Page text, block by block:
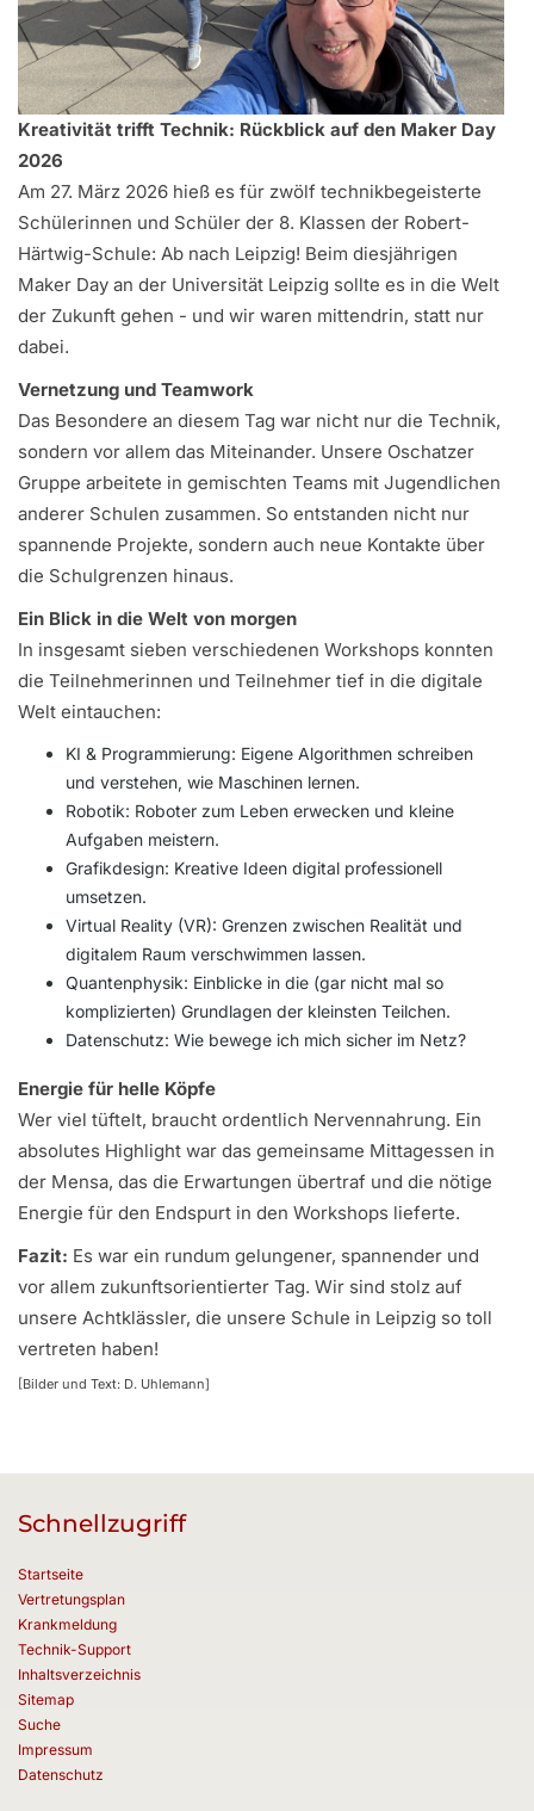
Kreativität trifft Technik: Rückblick auf den Maker Day
2026
Am 27. März 2026 hieß es für zwölf technikbegeisterte
Schülerinnen und Schüler der 8. Klassen der Robert-
Härtwig-Schule: Ab nach Leipzig! Beim diesjährigen
Maker Day an der Universität Leipzig sollte es in die Welt
der Zukunft gehen - und wir waren mittendrin, statt nur
dabei.
Vernetzung und Teamwork
Das Besondere an diesem Tag war nicht nur die Technik,
sondern vor allem das Miteinander. Unsere Oschatzer
Gruppe arbeitete in gemischten Teams mit Jugendlichen
anderer Schulen zusammen. So entstanden nicht nur
spannende Projekte, sondern auch neue Kontakte über
die Schulgrenzen hinaus.
Ein Blick in die Welt von morgen
In insgesamt sieben verschiedenen Workshops konnten
die Teilnehmerinnen und Teilnehmer tief in die digitale
Welt eintauchen:
KI & Programmierung: Eigene Algorithmen schreiben
und verstehen, wie Maschinen lernen.
Robotik: Roboter zum Leben erwecken und kleine
Aufgaben meistern.
Grafikdesign: Kreative Ideen digital professionell
umsetzen.
Virtual Reality (VR): Grenzen zwischen Realität und
digitalem Raum verschwimmen lassen.
Quantenphysik: Einblicke in die (gar nicht mal so
komplizierten) Grundlagen der kleinsten Teilchen.
Datenschutz: Wie bewege ich mich sicher im Netz?
Energie für helle Köpfe
Wer viel tüftelt, braucht ordentlich Nervennahrung. Ein
absolutes Highlight war das gemeinsame Mittagessen in
der Mensa, das die Erwartungen übertraf und die nötige
Energie für den Endspurt in den Workshops lieferte.
Fazit: Es war ein rundum gelungener, spannender und
vor allem zukunftsorientierter Tag. Wir sind stolz auf
unsere Achtklässler, die unsere Schule in Leipzig so toll
vertreten haben!
[Bilder und Text: D. Uhlemann]
Schnellzugriff
Startseite
Vertretungsplan
Krankmeldung
Technik-Support
Inhaltsverzeichnis
Sitemap
Suche
Impressum
Datenschutz